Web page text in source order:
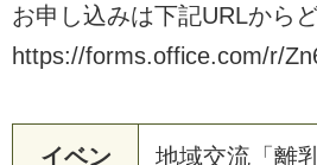
お申し込みは下記URLからど
https://forms.office.com/r/
イベン 地域交流「離